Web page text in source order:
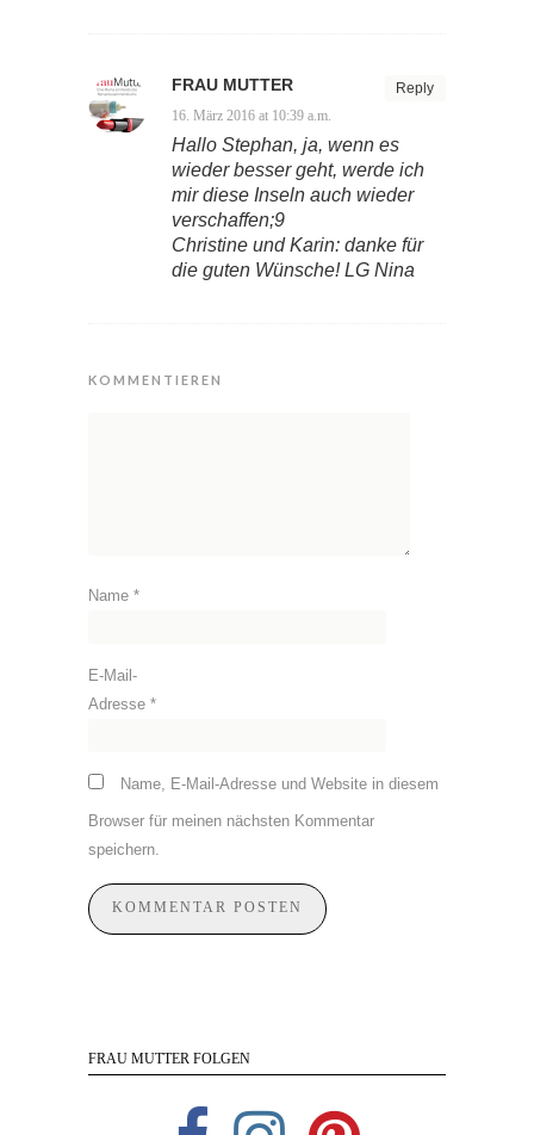
Reply
FRAU MUTTER
16. März 2016 at 10:39 a.m.
Hallo Stephan, ja, wenn es
wieder besser geht, werde ich
mir diese Inseln auch wieder
verschaffen;9
Christine und Karin: danke für
die guten Wünsche! LG Nina
KOMMENTIEREN
Name *
E-Mail-
Adresse *
Name, E-Mail-Adresse und Website in diesem
Browser für meinen nächsten Kommentar
speichern.
FRAU MUTTER FOLGEN